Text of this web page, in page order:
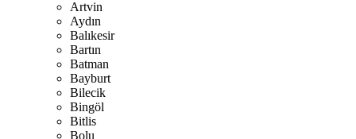
Artvin
Aydın
Balıkesir
Bartın
Batman
Bayburt
Bilecik
Bingöl
Bitlis
Bolu